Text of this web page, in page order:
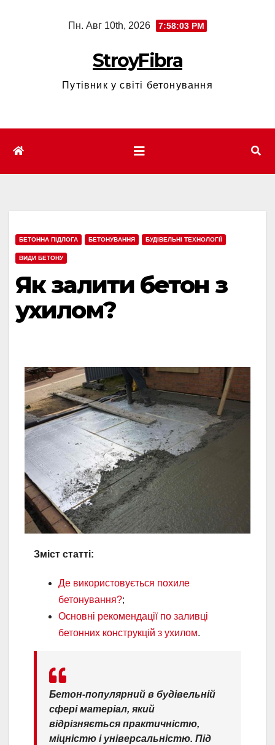
Пн. Авг 10th, 2026 7:58:05 PM
StroyFibra
Путівник у світі бетонування
БЕТОННА ПІДЛОГА БЕТОНУВАННЯ БУДІВЕЛЬНІ ТЕХНОЛОГІЇ
ВИДИ БЕТОНУ
Як залити бетон з
ухилом?
Зміст статті:
Де використовується похиле
бетонування?;
Основні рекомендації по заливці
бетонних конструкцій з ухилом.
Бетон-популярний в будівельній
сфері матеріал, який
відрізняється практичністю,
міцністю і універсальністю. Під